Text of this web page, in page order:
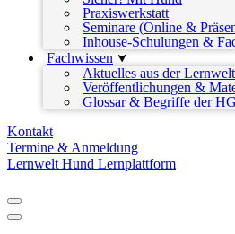
Praxiswerkstatt
Seminare (Online &
Inhouse-Schulungen &
Fachwissen
Aktuelles aus der
Veröffentlichungen &
Glossar & Begriffe der
Kontakt
Termine & Anmeldung
Lernwelt Hund Lernplattform
Navigationsmenü
Navigationsmenü